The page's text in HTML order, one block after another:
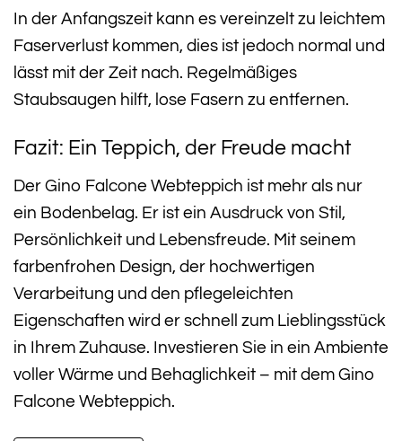
In der Anfangszeit kann es vereinzelt zu leichtem
Faserverlust kommen, dies ist jedoch normal und
lässt mit der Zeit nach. Regelmäßiges
Staubsaugen hilft, lose Fasern zu entfernen.
Fazit: Ein Teppich, der Freude macht
Der Gino Falcone Webteppich ist mehr als nur
ein Bodenbelag. Er ist ein Ausdruck von Stil,
Persönlichkeit und Lebensfreude. Mit seinem
farbenfrohen Design, der hochwertigen
Verarbeitung und den pflegeleichten
Eigenschaften wird er schnell zum Lieblingsstück
in Ihrem Zuhause. Investieren Sie in ein Ambiente
voller Wärme und Behaglichkeit – mit dem Gino
Falcone Webteppich.